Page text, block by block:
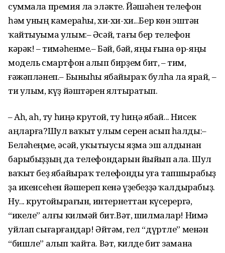
суммала премия ла эләкте. Йәшәһен телефон
һәм уның камераһы, хи-хи-хи...Бер көн эштән
ҡайтыуыма улым:– Әсәй, тағы бер телефон
кәрәк! – тимәһенме.– Бәй, бәй, яңы ғына өр-яңы
модель смартфон алып бирҙем бит, – тим,
ғәжәпләнеп.– Быныһы ябайыраҡ булһа ла ярай, –
ти улым, күҙ йәштәрен ялтыратып.
– Аһ, аһ, ту һиңә крутой, ту һиңә ябай... Нисек
аңларға?Шул ваҡыт улым серен асып һалды:–
Беләһеңме, әсәй, уҡытыусы яҙма эш алдынан
барыбыҙҙың да телефондарын йыйып ала. Шул
ваҡыт беҙ ябайыраҡ телефонды уға тапшырабыҙ
ҙа икенсеһен йәшереп кенә үҙебеҙҙә ҡалды­рабыҙ.
Ну... крутойырағын, интернеттан күсерергә,
“икеле” алғы килмәй бит.Вәт, шилмалар! Нимә
уйлап сығарғандар! Әйтәм, гел “дүртле” менән
“бишле” алып ҡайта. Вәт, кил­де бит замана